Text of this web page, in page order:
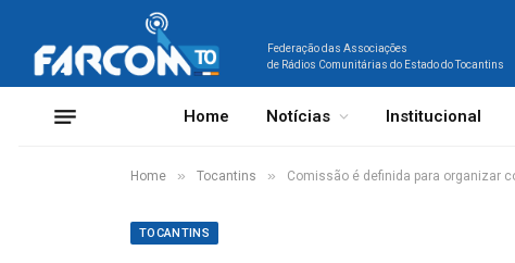
Federação das Associações
de Rádios Comunitárias do Estado do Tocantins
Home Notícias Institucional
Home » Tocantins » Comissão é definida para organizar
TOCANTINS